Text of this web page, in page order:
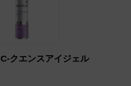
クエンスアイジェル